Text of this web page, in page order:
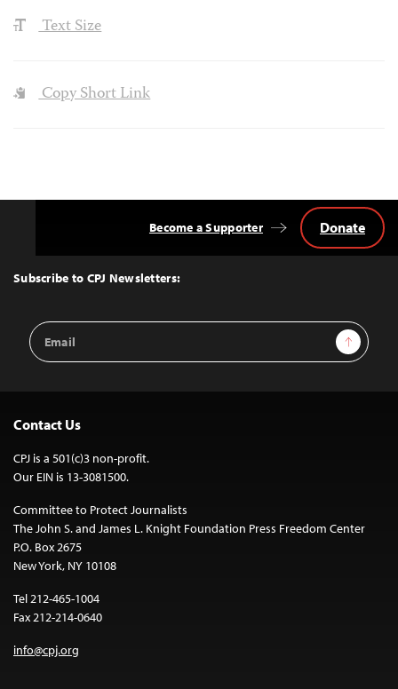
Text Size
Copy Short Link
Top
Subscribe to CPJ Newsletters:
Email
Address
Sign Up
Become a Supporter Donate
Contact Us
CPJ is a 501(c)3 non-profit.
Our EIN is 13-3081500.
Committee to Protect Journalists
The John S. and James L. Knight Foundation Press Freedom Center
P.O. Box 2675
New York, NY 10108
Tel 212-465-1004
Fax 212-214-0640
info@cpj.org